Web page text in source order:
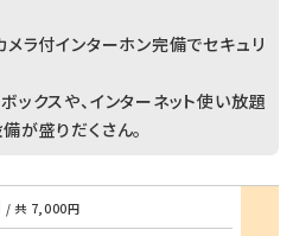
メラ付インターホン完備でセキュリ
ックスや、インターネット使い放題
が盛りだくさん。
/ 共 7,000円